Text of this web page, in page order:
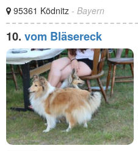
95361 Ködnitz - Bayern
10. vom Bläsereck